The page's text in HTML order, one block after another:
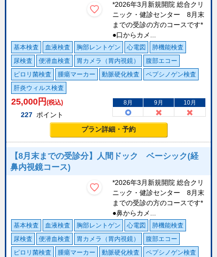
*2026年3月新規開院 総合クリ
ニック・健診センター 8月末
までの受診の方のコースです*
●口からカメ...
基本検査 血液検査 胸部レントゲン 心電図
肺機能検査
尿検査
便潜血検査 胃カメラ（胃内視鏡）
腹部エコー
ピロリ菌検査
腫瘍マーカー 動脈硬化検査
ペプシノゲン検査
肝炎ウィルス検査
25,000 円 (税込)
227 ポイント
8月 9月 10月
プラン詳細・予約
【8月末までの受診分】人間ドック ベーシック(経
鼻内視鏡コース)
*2026年3月新規開院 総合クリ
ニック・健診センター 8月末
までの受診の方のコースです*
●鼻からカメ...
基本検査 血液検査 胸部レントゲン 心電図
肺機能検査
尿検査
便潜血検査 胃カメラ（胃内視鏡）
腹部エコー
ピロリ菌検査
腫瘍マーカー 動脈硬化検査
ペプシノゲン検査